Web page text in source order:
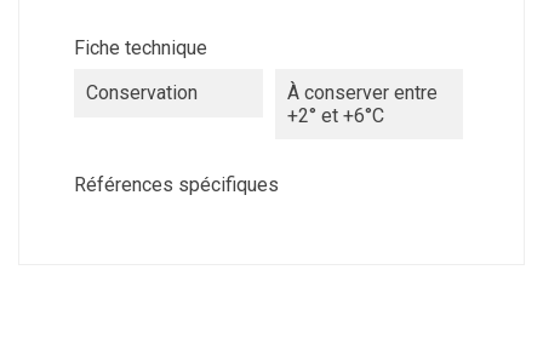
Fiche technique
Conservation
À conserver entre
+2° et +6°C
Références spécifiques